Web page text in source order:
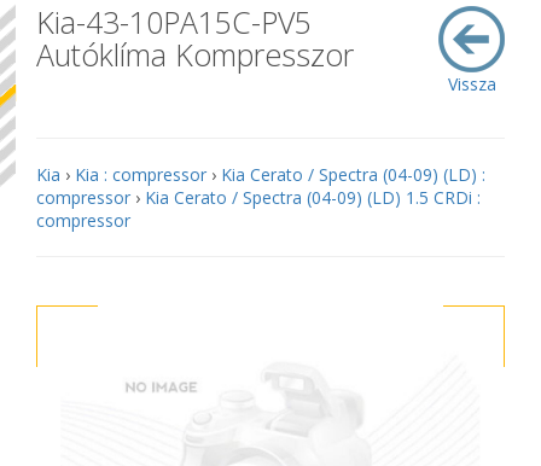
Vissza
Kia-43-10PA15C-PV5
Autóklíma Kompresszor
Kia › Kia : compressor › Kia Cerato / Spectra (04-09) (LD) :
compressor › Kia Cerato / Spectra (04-09) (LD) 1.5 CRDi :
compressor